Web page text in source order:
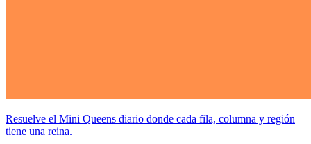
Resuelve el Mini Queens diario donde cada fila, columna y región
tiene una reina.